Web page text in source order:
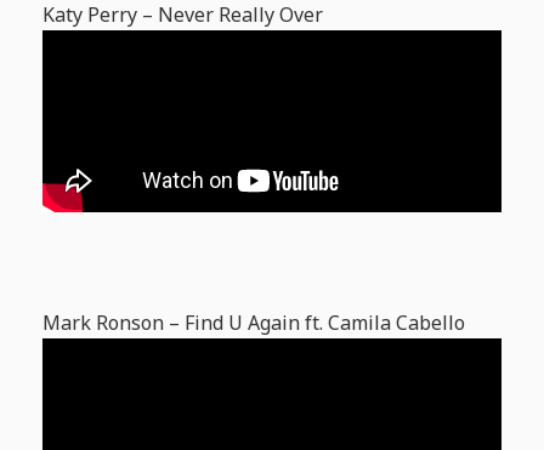
Katy Perry – Never Really Over
Mark Ronson – Find U Again ft. Camila Cabello